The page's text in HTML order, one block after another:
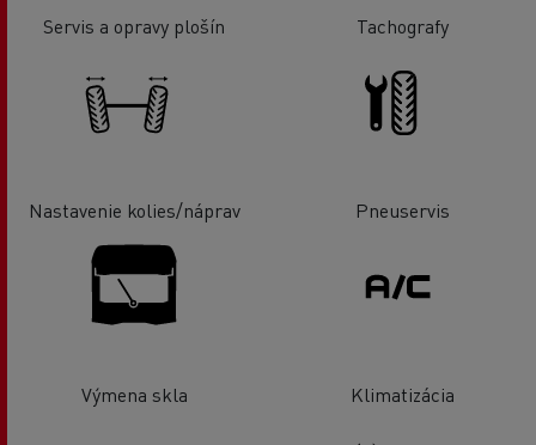
Servis a opravy plošín Tachografy
Nastavenie kolies/náprav Pneuservis
Výmena skla Klimatizácia